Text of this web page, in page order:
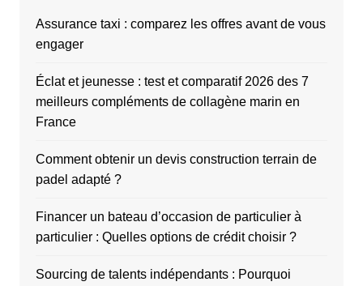
Assurance taxi : comparez les offres avant de vous
engager
Éclat et jeunesse : test et comparatif 2026 des 7
meilleurs compléments de collagène marin en
France
Comment obtenir un devis construction terrain de
padel adapté ?
Financer un bateau d’occasion de particulier à
particulier : Quelles options de crédit choisir ?
Sourcing de talents indépendants : Pourquoi